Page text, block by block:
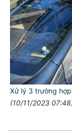
Xử lý 3 trường
(10/11/2023
Đối với tự
Đối với đồng
Đối với chính